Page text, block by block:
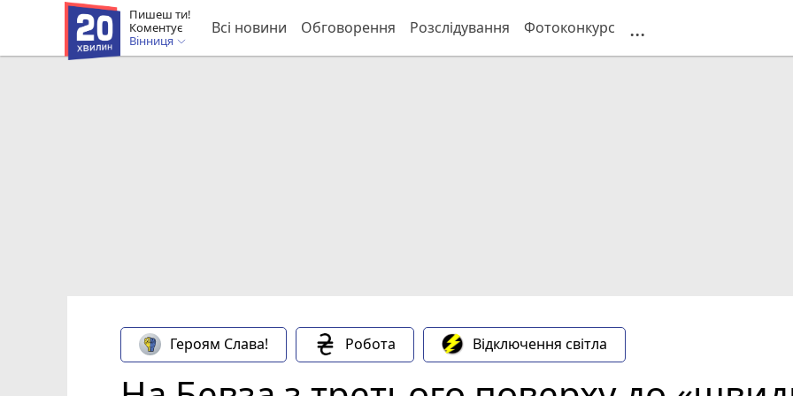
Пишеш ти!
Коментує
Вінниця
Всі новини Обговорення Розслідування Фотоконкурс ...
Героям Слава! Робота Відключення світла